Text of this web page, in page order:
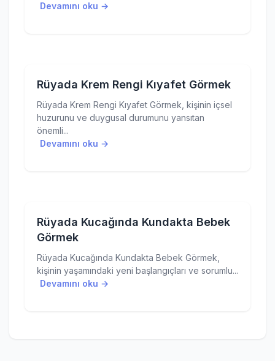
Devamını oku →
Rüyada Krem Rengi Kıyafet Görmek
Rüyada Krem Rengi Kıyafet Görmek, kişinin içsel
huzurunu ve duygusal durumunu yansıtan
önemli...
Devamını oku →
Rüyada Kucağında Kundakta Bebek
Görmek
Rüyada Kucağında Kundakta Bebek Görmek,
kişinin yaşamındaki yeni başlangıçları ve sorumlu...
Devamını oku →